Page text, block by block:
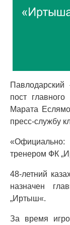
пост главного
Марата
пресс-службу
тренером ФК
48-летний
назначен
„Иртыш«.
За время